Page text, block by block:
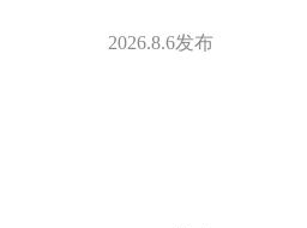
2026.8.6发布